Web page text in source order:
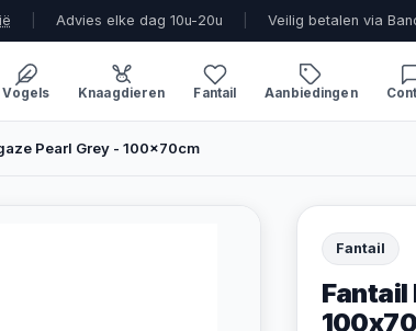
Advies elke dag 10u-20u Veilig betalen via
Vogels Knaagdieren Fantail Aanbiedingen
Pearl Grey - 100x70cm
Fantail
Fantail